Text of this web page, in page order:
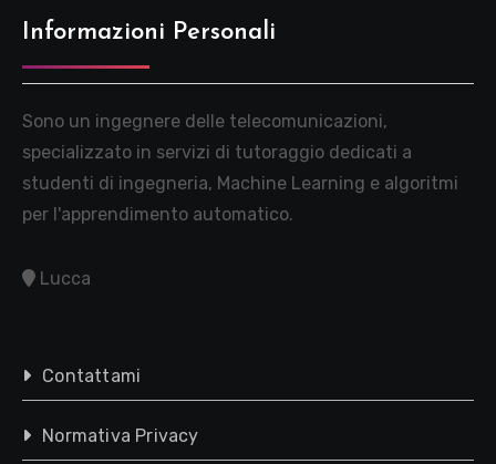
Informazioni Personali
Sono un ingegnere delle telecomunicazioni,
specializzato in servizi di tutoraggio dedicati a
studenti di ingegneria, Machine Learning e algoritmi
per l'apprendimento automatico.
Lucca
Contattami
Normativa Privacy